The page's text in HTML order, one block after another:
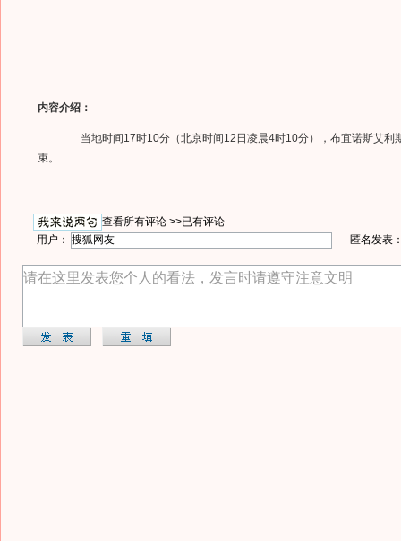
内容介绍：
当地时间17时10分（北京时间12日凌晨4时10分），布宜诺斯艾利
束。
查看所有评论 >>已有评论
用户：
匿名发表